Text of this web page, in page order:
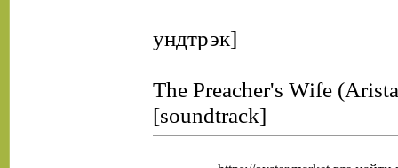
ундтрэк]
The Preacher's Wife
[soundtrack]